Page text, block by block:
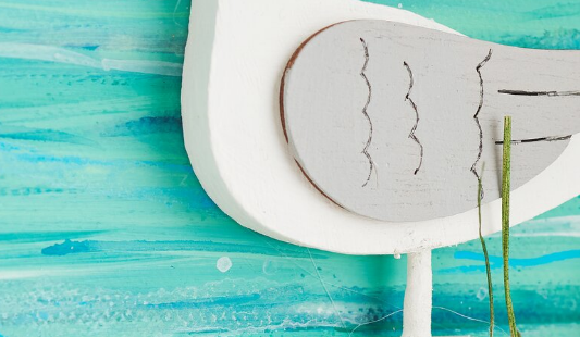
Vorlage jetzt herunterladen
Flair? Mit unserer Schritt für Schritt Anleitung gestaltest du ganz
Highlight für dein Zuhause.